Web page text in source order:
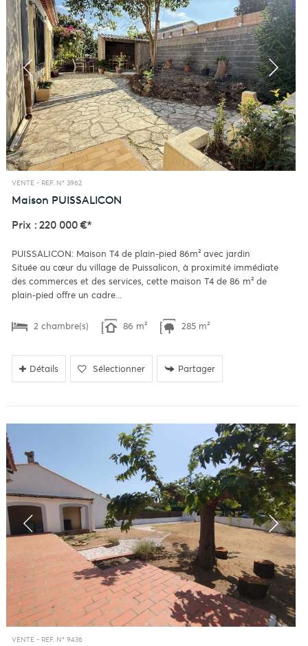
VENTE - REF. N° 3962
Maison PUISSALICON
Prix : 220 000 €*
PUISSALICON: Maison T4 de plain-pied 86m² avec jardin
Située au cœur du village de Puissalicon, à proximité immédiate
des commerces et des services, cette maison T4 de 86 m² de
plain-pied offre un cadre...
2 chambre(s) 86 m² 285 m²
Détails Sélectionner Partager
VENTE - REF. N° 9436